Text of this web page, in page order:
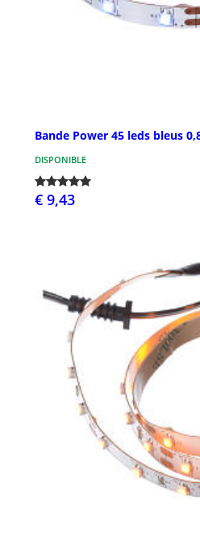
Bande Power 45 leds bleus
DISPONIBLE
€ 9,43